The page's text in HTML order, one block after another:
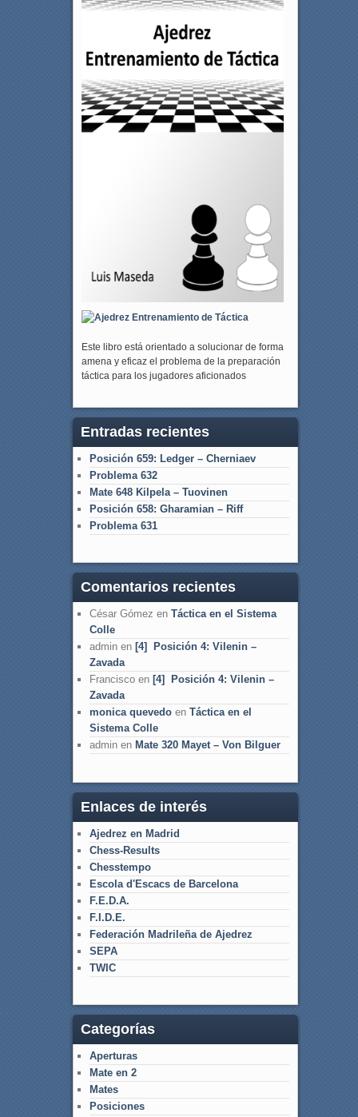
Este libro está orientado a solucionar de forma
amena y eficaz el problema de la preparación
táctica para los jugadores aficionados
Entradas recientes
Posición 659: Ledger – Cherniaev
Problema 632
Mate 648 Kilpela – Tuovinen
Posición 658: Gharamian – Riff
Problema 631
Comentarios recientes
César Gómez en Táctica en el Sistema
Colle
adminen [4] Posición 4: Vilenin –
Zavada
Franciscoen [4] Posición 4: Vilenin –
Zavada
monica quevedoen Táctica en el
Sistema Colle
adminen Mate 320 Mayet – Von Bilguer
Enlaces de interés
Ajedrez en Madrid
Chess-Results
Chesstempo
Escola d'Escacs de Barcelona
F.E.D.A.
F.I.D.E.
Federación Madrileña de Ajedrez
SEPA
TWIC
Categorías
Aperturas
Mate en 2
Mates
Posiciones